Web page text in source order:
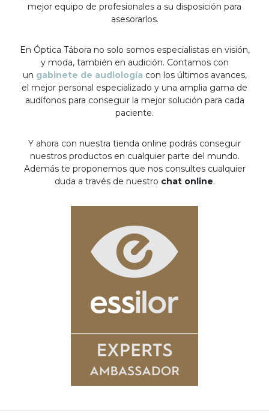
mejor equipo de profesionales a su disposición para
asesorarlos.
En Óptica Tábora no solo somos especialistas en visión,
y moda, también en audición. Contamos con
un gabinete de audiología con los últimos avances,
el mejor personal especializado y una amplia gama de
audífonos para conseguir la mejor solución para cada
paciente.
Y ahora con nuestra tienda online podrás conseguir
nuestros productos en cualquier parte del mundo.
Además te proponemos que nos consultes cualquier
duda a través de nuestro chat online.